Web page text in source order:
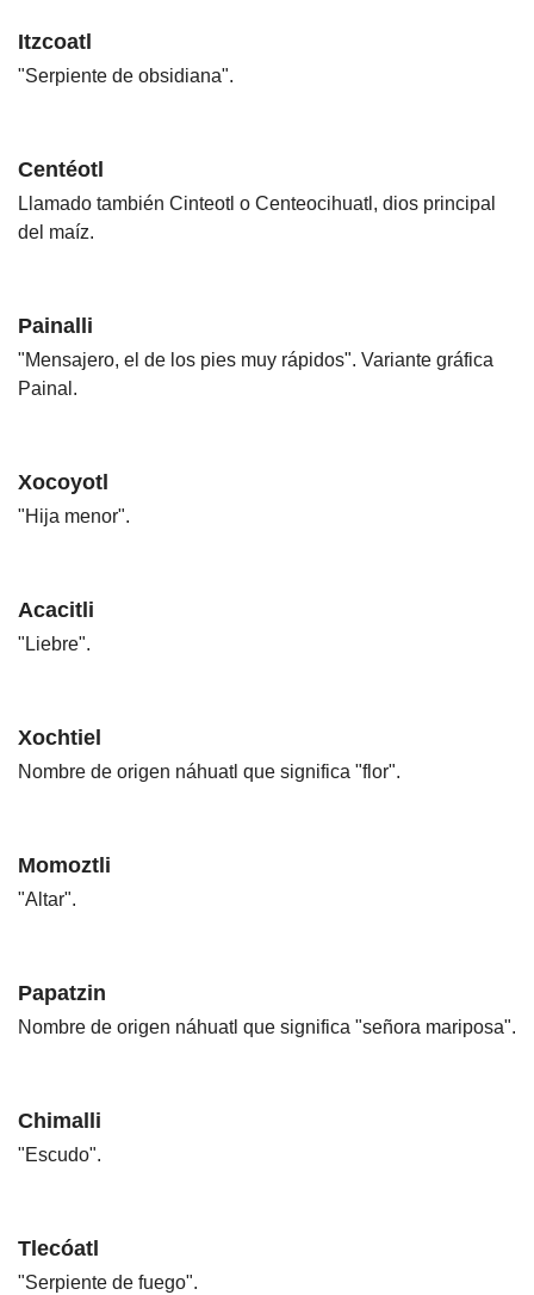
Itzcoatl
"Serpiente de obsidiana".
Centéotl
Llamado también Cinteotl o Centeocihuatl, dios principal
del maíz.
Painalli
"Mensajero, el de los pies muy rápidos". Variante gráfica
Painal.
Xocoyotl
"Hija menor".
Acacitli
"Liebre".
Xochtiel
Nombre de origen náhuatl que significa "flor".
Momoztli
"Altar".
Papatzin
Nombre de origen náhuatl que significa "señora mariposa".
Chimalli
"Escudo".
Tlecóatl
"Serpiente de fuego".